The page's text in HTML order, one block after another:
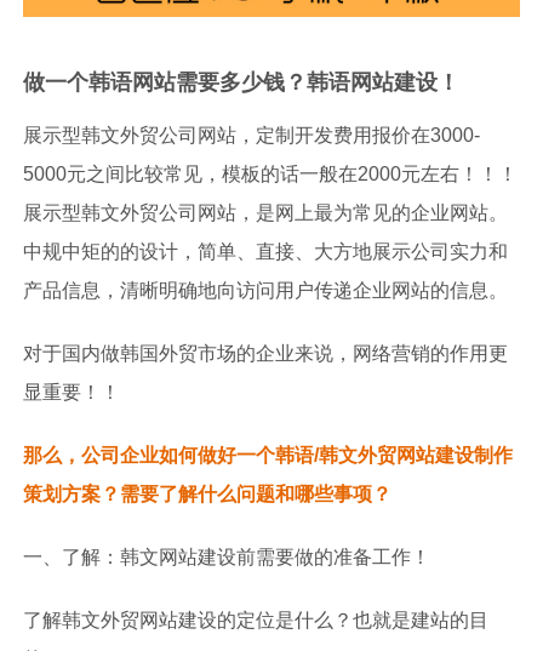
做一个韩语网站需要多少钱？韩语网站建设！
展示型韩文外贸公司网站，定制开发费用报价在3000-
5000元之间比较常见，模板的话一般在2000元左右！！！
展示型韩文外贸公司网站，是网上最为常见的企业网站。
中规中矩的的设计，简单、直接、大方地展示公司实力和
产品信息，清晰明确地向访问用户传递企业网站的信息。
对于国内做韩国外贸市场的企业来说，网络营销的作用更
显重要！！
那么，公司企业如何做好一个韩语/韩文外贸网站建设制作
策划方案？需要了解什么问题和哪些事项？
一、了解：韩文网站建设前需要做的准备工作！
了解韩文外贸网站建设的定位是什么？也就是建站的目